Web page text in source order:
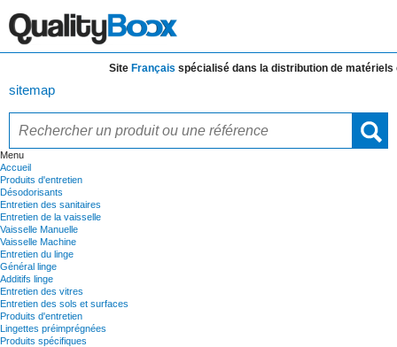
SiteFrançaisspécialisé dans la distribution dematériels et
sitemap
Menu
Accueil
Produits d'entretien
Désodorisants
Entretien des sanitaires
Entretien de la vaisselle
Vaisselle Manuelle
Vaisselle Machine
Entretien du linge
Général linge
Additifs linge
Entretien des vitres
Entretien des sols et surfaces
Produits d'entretien
Lingettes préimprégnées
Produits spécifiques